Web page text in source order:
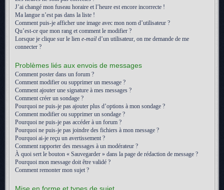
J’ai changé mon fuseau horaire et l’heure est encore incorrecte !
Ma langue n’est pas dans la liste !
Comment puis-je afficher une image avec mon nom d’utilisateur ?
Qu’est-ce que mon rang et comment le modifier ?
Lorsque je clique sur le lien e-mail d’un utilisateur, on me demande de me
connecter ?
Problèmes liés aux envois de messages
Comment poster dans un forum ?
Comment modifier ou supprimer un message ?
Comment ajouter une signature à mes messages ?
Comment créer un sondage ?
Pourquoi ne puis-je pas ajouter plus d’options à mon sondage ?
Comment modifier ou supprimer un sondage ?
Pourquoi ne puis-je pas accéder à un forum ?
Pourquoi ne puis-je pas joindre des fichiers à mon message ?
Pourquoi ai-je reçu un avertissement ?
Comment rapporter des messages à un modérateur ?
À quoi sert le bouton « Sauvegarder » dans la page de rédaction de message ?
Pourquoi mon message doit être validé ?
Comment remonter mon sujet ?